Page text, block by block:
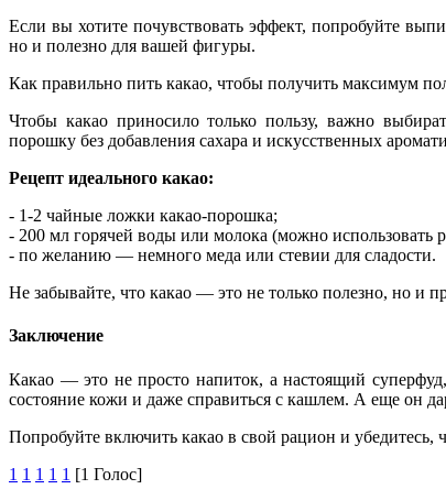
Если вы хотите почувствовать эффект, попробуйте
но и полезно для вашей фигуры.
Как правильно пить какао, чтобы получить максимум
Чтобы какао приносило только пользу, важно
порошку без добавления сахара и искусственных
Рецепт идеального какао:
- 1-2 чайные ложки какао-порошка;
- 200 мл горячей воды или молока (можно использовать
- по желанию — немного меда или стевии для сладости.
Не забывайте, что какао — это не только полезно, но и
Заключение
Какао — это не просто напиток, а настоящий
состояние кожи и даже справиться с кашлем. А еще он
Попробуйте включить какао в свой рацион и
1 1 1 1 1 [1 Голос]